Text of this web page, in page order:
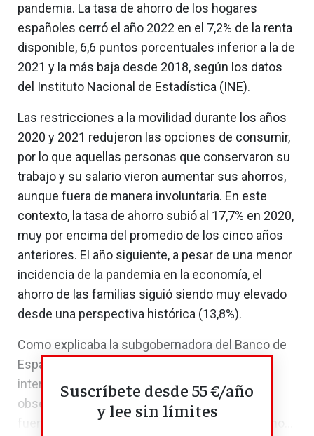
pandemia. La tasa de ahorro de los hogares
españoles cerró el año 2022 en el 7,2% de la renta
disponible, 6,6 puntos porcentuales inferior a la de
2021 y la más baja desde 2018, según los datos
del Instituto Nacional de Estadística (INE).
Las restricciones a la movilidad durante los años
2020 y 2021 redujeron las opciones de consumir,
por lo que aquellas personas que conservaron su
trabajo y su salario vieron aumentar sus ahorros,
aunque fuera de manera involuntaria. En este
contexto, la tasa de ahorro subió al 17,7% en 2020,
muy por encima del promedio de los cinco años
anteriores. El año siguiente, a pesar de una menor
incidencia de la pandemia en la economía, el
ahorro de las familias siguió siendo muy elevado
desde una perspectiva histórica (13,8%).
Como explicaba la subgobernadora del Banco de
España, Margarita Delgado, en una reciente
intervención, los altísimos niveles de ahorro
observados durante la emergencia sanitaria
fueron consecuencia de una caída del consumo...
Suscríbete desde 55 €/año
y lee sin límites